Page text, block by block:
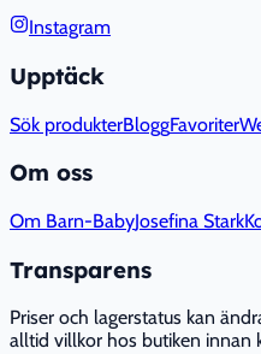
Instagram
Upptäck
Sök produkterBloggFavoriter
Om oss
Om Barn-BabyJosefina Stark
Transparens
Priser och lagerstatus kan
alltid villkor hos butiken innan